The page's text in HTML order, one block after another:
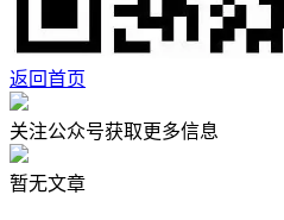
返回首页
关注公众号获取更多信息
暂无文章